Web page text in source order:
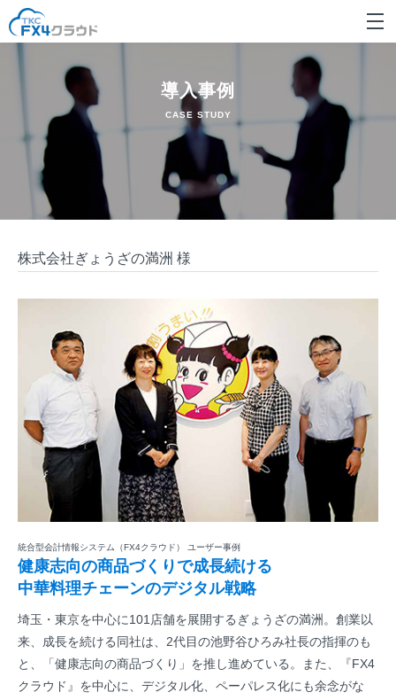
導入事例
CASE STUDY
株式会社ぎょうざの満洲 様
統合型会計情報システム（FX4クラウド） ユーザー事例
健康志向の商品づくりで成長続ける
中華料理チェーンのデジタル戦略
埼玉・東京を中心に101店舗を展開するぎょうざの満洲。創業以
来、成長を続ける同社は、2代目の池野谷ひろみ社長の指揮のも
と、「健康志向の商品づくり」を推し進めている。また、『FX4
クラウド』を中心に、デジタル化、ペーパレス化にも余念がな